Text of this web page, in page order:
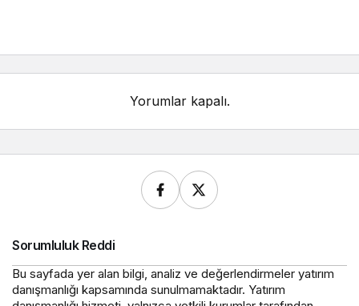
Yorumlar kapalı.
Sorumluluk Reddi
Bu sayfada yer alan bilgi, analiz ve değerlendirmeler yatırım
danışmanlığı kapsamında sunulmamaktadır. Yatırım